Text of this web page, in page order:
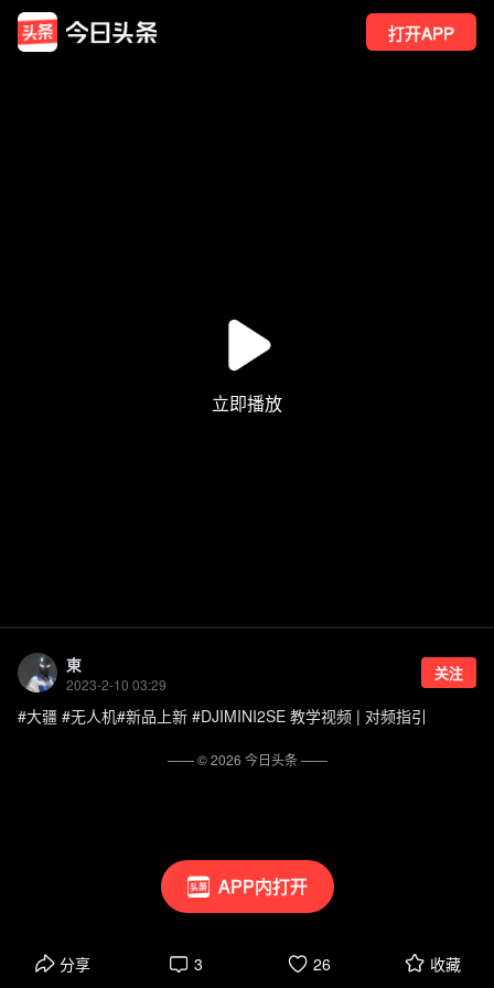
打开APP
APP内打开
東
2023-2-10 03:29
关注
#大疆 #无人机#新品上新 #DJIMINI2SE 教学视频 | 对频指引
分享 3 26 收藏
—— ©2026 今日头条——